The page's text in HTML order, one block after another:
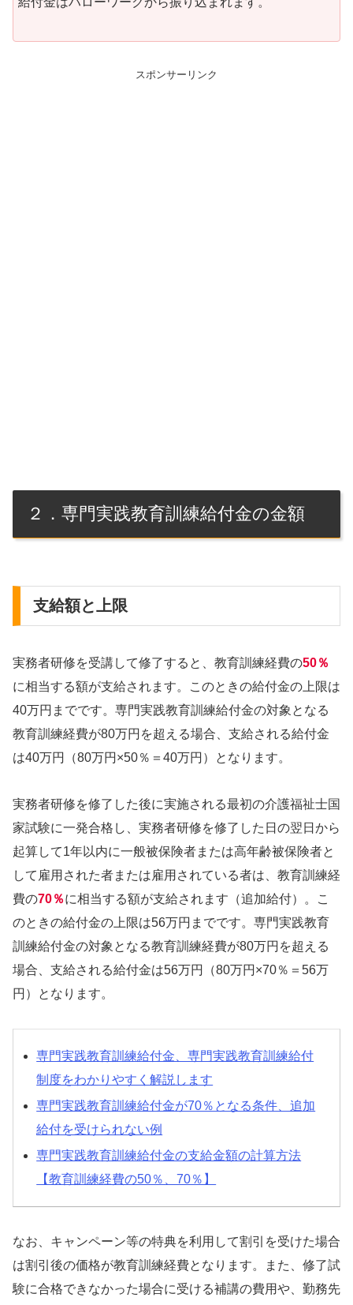
スポンサーリンク
２．専門実践教育訓練給付金の金額
支給額と上限
実務者研修を受講して修了すると、教育訓練経費の50％
に相当する額が支給されます。このときの給付金の上限は
40万円までです。専門実践教育訓練給付金の対象となる
教育訓練経費が80万円を超える場合、支給される給付金
は40万円（80万円×50％＝40万円）となります。
実務者研修を修了した後に実施される最初の介護福祉士国
家試験に一発合格し、実務者研修を修了した日の翌日から
起算して1年以内に一般被保険者または高年齢被保険者と
して雇用された者または雇用されている者は、教育訓練経
費の70％に相当する額が支給されます（追加給付）。こ
のときの給付金の上限は56万円までです。専門実践教育
訓練給付金の対象となる教育訓練経費が80万円を超える
場合、支給される給付金は56万円（80万円×70％＝56万
円）となります。
専門実践教育訓練給付金、専門実践教育訓練給付
制度をわかりやすく解説します
専門実践教育訓練給付金が70％となる条件、追加
給付を受けられない例
専門実践教育訓練給付金の支給金額の計算方法
【教育訓練経費の50％、70％】
なお、キャンペーン等の特典を利用して割引を受けた場合
は割引後の価格が教育訓練経費となります。また、修了試
験に合格できなかった場合に受ける補講の費用や、勤務先